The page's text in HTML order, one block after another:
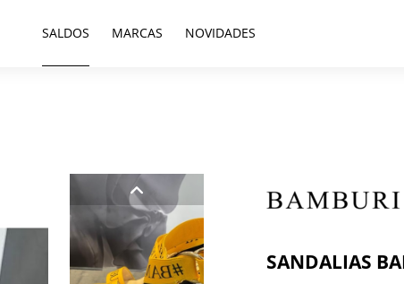
SALDOS MARCAS NOVIDADES
SANDALIAS